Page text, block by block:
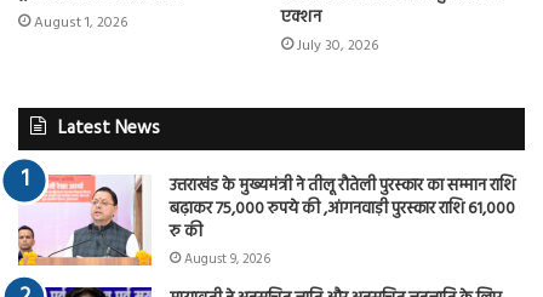
August 1, 2026
एक्शन
July 30, 2026
Latest News
उत्तराखंड के मुख्यमंत्री ने तीलू रौतेली पुरस्कार का सम्मान राशि
बढ़ाकर 75,000 रुपये की ,आंगनवाड़ी पुरस्कार राशि 61,000
रु की
August 9, 2026